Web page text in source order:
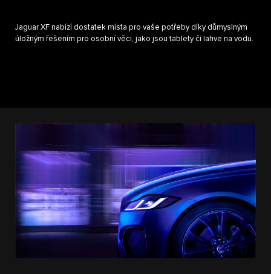
Jaguar XF nabízí dostatek místa pro vaše potřeby díky důmyslným
úložným řešením pro osobní věci, jako jsou tablety či lahve na vodu.